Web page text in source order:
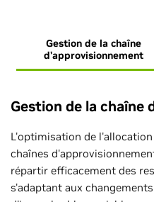
Gestion de la chaîne
d'approvisionnement
Gestion de la chaîne
L'optimisation de
chaînes
répartir efficacement des
s'adaptant aux